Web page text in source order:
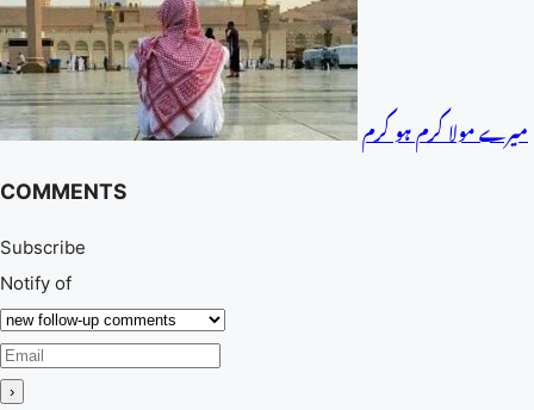
میرے مولا کرم ہو کرم
COMMENTS
Subscribe
Notify of